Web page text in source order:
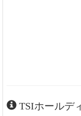
TSIホールデ